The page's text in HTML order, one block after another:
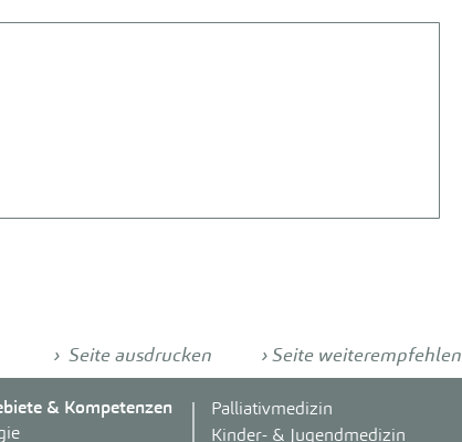
Seite ausdrucken Seite weiterempfehlen
& Kompetenzen
Palliativmedizin
Kinder- & Jugendmedizin